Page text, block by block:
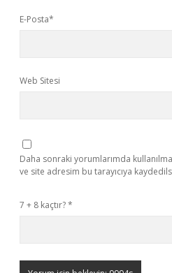
E-Posta*
Web Sitesi
Daha sonraki yorumlarımda
ve site adresim bu tarayıcıya
7 + 8 kaçtır?*